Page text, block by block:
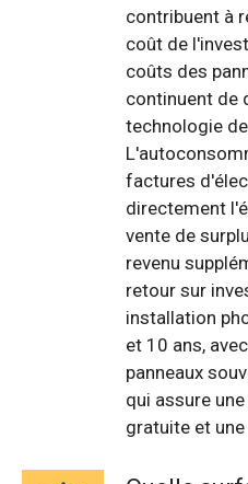
contribuent à
coût de
coûts des
continuent de
technologie
factures
directement
vente de
revenu
retour sur
installation
et 10 ans,
panneaux
qui assure
gratuite et